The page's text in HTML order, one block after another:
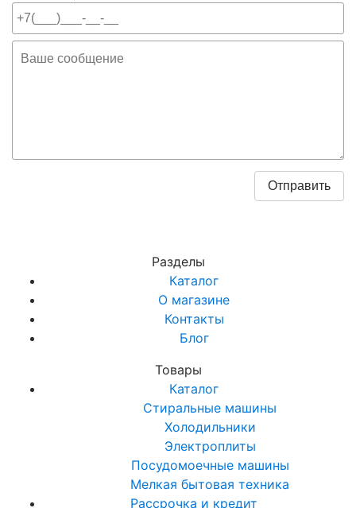
Разделы
Каталог
О магазине
Контакты
Блог
Товары
Каталог
Стиральные машины
Холодильники
Электроплиты
Посудомоечные машины
Мелкая бытовая техника
Рассрочка и кредит